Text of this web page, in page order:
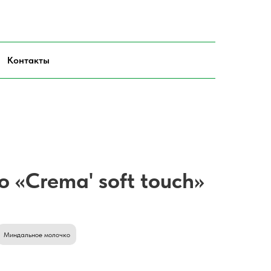
Контакты
soft touch»
Миндальное молочко